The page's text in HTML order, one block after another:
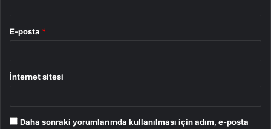
E-posta *
İnternet sitesi
Daha sonraki yorumlarımda kullanılması için adım, e-posta